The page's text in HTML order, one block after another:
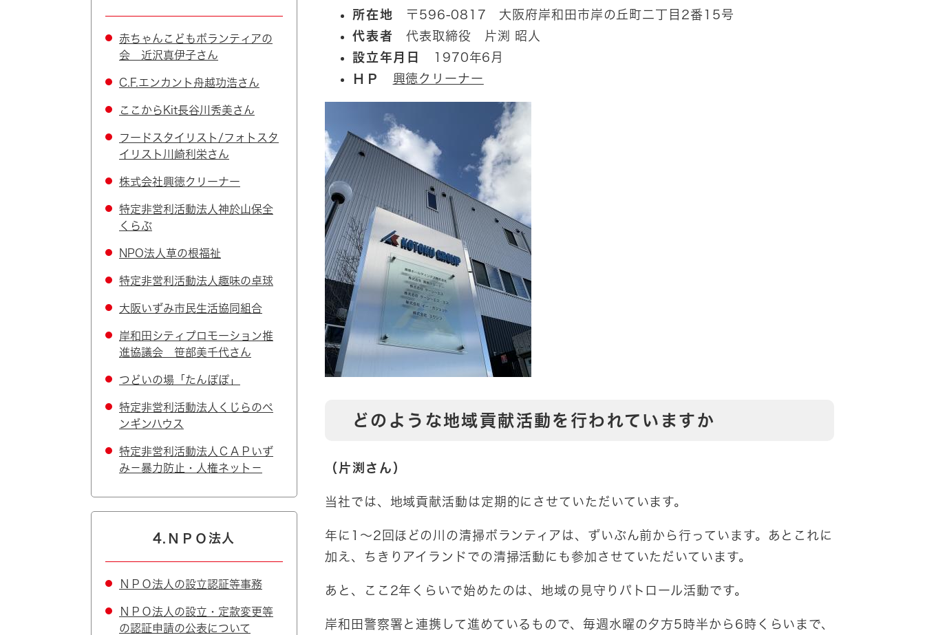
所在地
〒596-0817 大阪府岸和田市岸の丘町二丁目2番15号
代表者
代表取締役 片渕 昭人
設立年月日
1970年6月
ＨＰ
興徳クリーナー
どのような地域貢献活動を行われていますか
（片渕さん）
当社では、地域貢献活動は定期的にさせていただいています。
年に1～2回ほどの川の清掃ボランティアは、ずいぶん前から行っています。あとこれに
加え、ちきりアイランドでの清掃活動にも参加させていただいています。
あと、ここ2年くらいで始めたのは、地域の見守りパトロール活動です。
岸和田警察署と連携して進めているもので、毎週水曜の夕方5時半から6時くらいまで、
赤ちゃんこどもボランティアの
会 近沢真伊子さん
C.F.エンカント舟越功浩さん
ここからKit長谷川秀美さん
フードスタイリスト/フォトスタ
イリスト川崎利栄さん
株式会社興徳クリーナー
特定非営利活動法人神於山保全
くらぶ
NPO法人草の根福祉
特定非営利活動法人趣味の卓球
大阪いずみ市民生活協同組合
岸和田シティプロモーション推
進協議会 笹部美千代さん
つどいの場「たんぽぽ」
特定非営利活動法人くじらのペ
ンギンハウス
特定非営利活動法人ＣＡＰいず
み－暴力防止・人権ネット－
4.ＮＰＯ法人
ＮＰＯ法人の設立認証等事務
ＮＰＯ法人の設立・定款変更等
の認証申請の公表について